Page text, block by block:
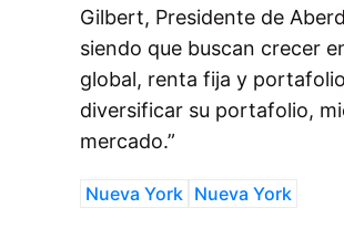
Gilbert, Presidente de
siendo que buscan crecer
global, renta fija y
diversificar su portafolio,
mercado.”
Nueva York Nueva York